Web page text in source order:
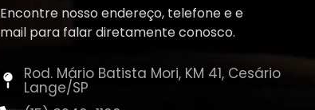
Encontre nosso endereço, telefone e e
mail para falar diretamente conosco.
Rod. Mário Batista Mori, KM 41, Cesário
Lange/SP